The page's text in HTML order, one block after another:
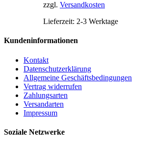
auf
der
Produktseite
zzgl. Versandkosten
Lieferzeit: 2-3 Werktage
Kundeninformationen
Kontakt
Datenschutzerklärung
Allgemeine Geschäftsbedingungen
Vertrag widerrufen
Zahlungsarten
Versandarten
Impressum
Soziale Netzwerke